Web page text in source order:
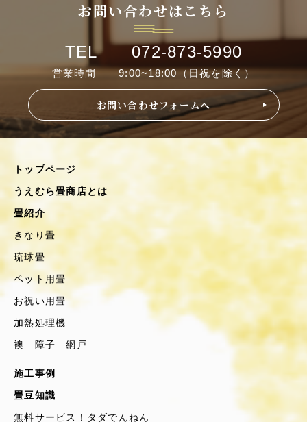
お問い合わせはこちら
TEL 072-873-5990
営業時間 9:00~18:00（日祝を除く）
お問い合わせフォームへ
トップページ
うえむら畳商店とは
畳紹介
きなり畳
琉球畳
ペット用畳
お祝い用畳
加熱処理機
襖 障子 網戸
施工事例
畳豆知識
無料サービス！タダでんねん